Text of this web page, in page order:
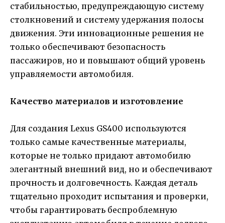
стабильностью, предупреждающую систему
столкновений и систему удержания полосы
движения. Эти инновационные решения не
только обеспечивают безопасность
пассажиров, но и повышают общий уровень
управляемости автомобиля.
Качество материалов и изготовление
Для создания Lexus GS400 используются
только самые качественные материалы,
которые не только придают автомобилю
элегантный внешний вид, но и обеспечивают
прочность и долговечность. Каждая деталь
тщательно проходит испытания и проверки,
чтобы гарантировать беспроблемную